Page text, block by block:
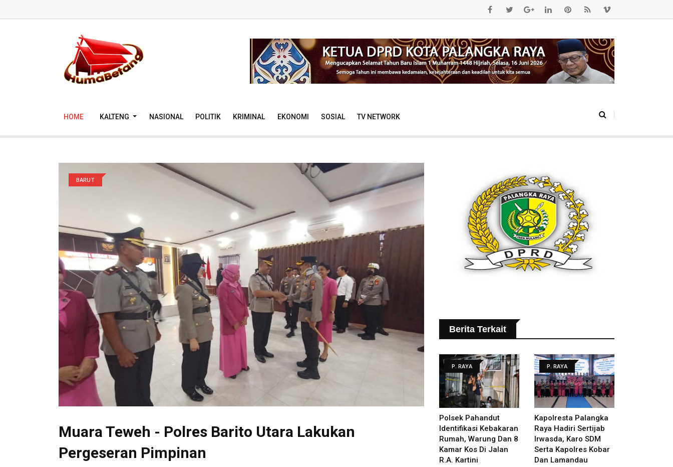
HOME KALTENG NASIONAL POLITIK KRIMINAL EKONOMI SOSIAL TV NETWORK
BARUT
Muara Teweh - Polres Barito Utara Lakukan
Pergeseran Pimpinan
Berita Terkait
P. RAYA
Polsek Pahandut
Identifikasi Kebakaran
Rumah, Warung Dan 8
Kamar Kos Di Jalan
R.A. Kartini
P. RAYA
Kapolresta Palangka
Raya Hadiri Sertijab
Irwasda, Karo SDM
Serta Kapolres Kobar
Dan Lamandau